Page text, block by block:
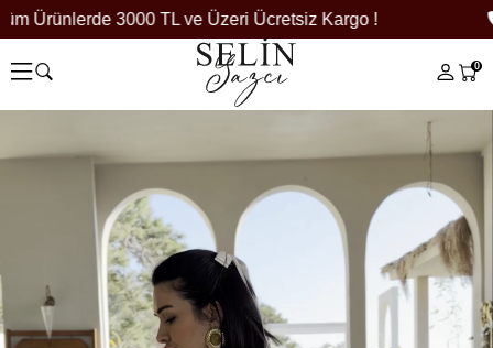
3000 TL ve Üzeri Ücretsiz Kargo !
0